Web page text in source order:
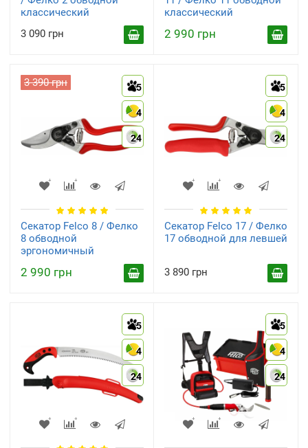
Электросекаторы
Средства для заточки и
(8) (45)
классический
3 090 грн
классический
2 990 грн
5
4
24
3 390 грн
Секатор Felco 8 / Фелко
8 обводной
эргономичный
2 990 грн
5
4
24
Секатор Felco 17 / Фелко
17 обводной для левшей
3 890 грн
5
4
24
5
4
24